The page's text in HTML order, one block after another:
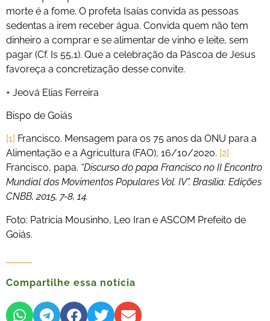
morte é a fome. O profeta Isaías convida as pessoas
sedentas a irem receber água. Convida quem não tem
dinheiro a comprar e se alimentar de vinho e leite, sem
pagar (Cf. Is 55,1). Que a celebração da Páscoa de Jesus
favoreça a concretização desse convite.
+ Jeová Elias Ferreira
Bispo de Goiás
[1] Francisco. Mensagem para os 75 anos da ONU para a
Alimentação e a Agricultura (FAO), 16/10/2020. [2]
Francisco, papa. “Discurso do papa Francisco no II Encontro
Mundial dos Movimentos Populares Vol. IV”. Brasília: Edições
CNBB, 2015, 7-8, 14.
Foto: Patrícia Mousinho, Leo Iran e ASCOM Prefeito de
Goiás.
Compartilhe essa notícia